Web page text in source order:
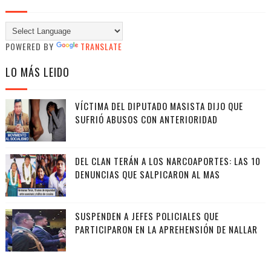
POWERED BY TRANSLATE
LO MÁS LEIDO
VÍCTIMA DEL DIPUTADO MASISTA DIJO QUE
SUFRIÓ ABUSOS CON ANTERIORIDAD
DEL CLAN TERÁN A LOS NARCOAPORTES: LAS 10
DENUNCIAS QUE SALPICARON AL MAS
SUSPENDEN A JEFES POLICIALES QUE
PARTICIPARON EN LA APREHENSIÓN DE NALLAR